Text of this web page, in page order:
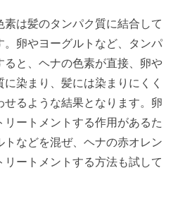
は髪のタンパク質に結合して
。卵やヨーグルトなど、タンパ
ると、ヘナの色素が直接、卵や
染まり、髪には染まりにくく
せるような結果となります。卵
ートメントする作用があるた
などを混ぜ、ヘナの赤オレン
リートメントする方法も試して